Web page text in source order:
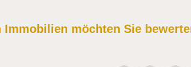
Immobilien möchten Sie